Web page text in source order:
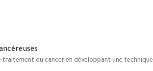
traitement du cancer en développant une technique